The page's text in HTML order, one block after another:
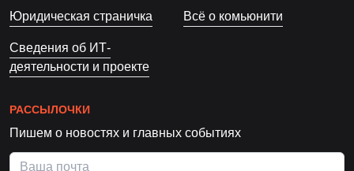
Юридическая страничка Всё о комьюнити
Сведения об ИТ-
деятельности и проекте
РАССЫЛОЧКИ
Пишем о новостях и главных событиях